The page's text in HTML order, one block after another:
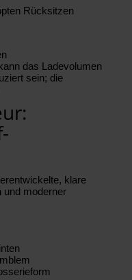
Rücksitzen
das Ladevolumen
sein; die
klare
und moderner